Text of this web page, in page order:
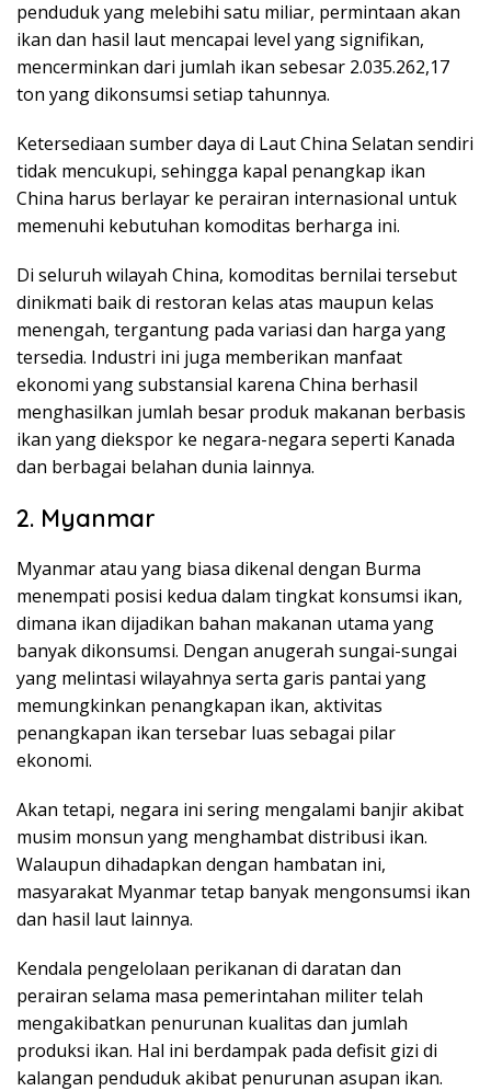
penduduk yang melebihi satu miliar, permintaan akan
ikan dan hasil laut mencapai level yang signifikan,
mencerminkan dari jumlah ikan sebesar 2.035.262,17
ton yang dikonsumsi setiap tahunnya.
Ketersediaan sumber daya di Laut China Selatan sendiri
tidak mencukupi, sehingga kapal penangkap ikan
China harus berlayar ke perairan internasional untuk
memenuhi kebutuhan komoditas berharga ini.
Di seluruh wilayah China, komoditas bernilai tersebut
dinikmati baik di restoran kelas atas maupun kelas
menengah, tergantung pada variasi dan harga yang
tersedia. Industri ini juga memberikan manfaat
ekonomi yang substansial karena China berhasil
menghasilkan jumlah besar produk makanan berbasis
ikan yang diekspor ke negara-negara seperti Kanada
dan berbagai belahan dunia lainnya.
2. Myanmar
Myanmar atau yang biasa dikenal dengan Burma
menempati posisi kedua dalam tingkat konsumsi ikan,
dimana ikan dijadikan bahan makanan utama yang
banyak dikonsumsi. Dengan anugerah sungai-sungai
yang melintasi wilayahnya serta garis pantai yang
memungkinkan penangkapan ikan, aktivitas
penangkapan ikan tersebar luas sebagai pilar
ekonomi.
Akan tetapi, negara ini sering mengalami banjir akibat
musim monsun yang menghambat distribusi ikan.
Walaupun dihadapkan dengan hambatan ini,
masyarakat Myanmar tetap banyak mengonsumsi ikan
dan hasil laut lainnya.
Kendala pengelolaan perikanan di daratan dan
perairan selama masa pemerintahan militer telah
mengakibatkan penurunan kualitas dan jumlah
produksi ikan. Hal ini berdampak pada defisit gizi di
kalangan penduduk akibat penurunan asupan ikan.